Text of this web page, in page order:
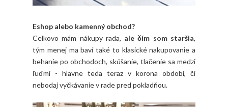
Eshop alebo kamenný obchod?
Celkovo mám nákupy rada, ale čím som staršia,
tým menej ma baví také to klasické nakupovanie a
behanie po obchodoch, skúšanie, tlačenie sa medzi
ľuďmi - hlavne teda teraz v korona období, či
nebodaj vyčkávanie v rade pred pokladňou.